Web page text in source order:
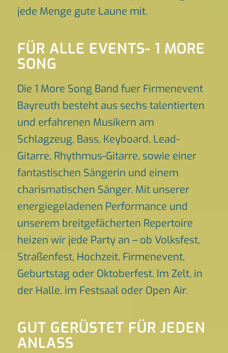
jede Menge gute Laune mit.
FÜR ALLE EVENTS- 1 MORE
SONG
Die 1 More Song Band fuer Firmenevent
Bayreuth besteht aus sechs talentierten
und erfahrenen Musikern am
Schlagzeug, Bass, Keyboard, Lead-
Gitarre, Rhythmus-Gitarre, sowie einer
fantastischen Sängerin und einem
charismatischen Sänger. Mit unserer
energiegeladenen Performance und
unserem breitgefächerten Repertoire
heizen wir jede Party an – ob Volksfest,
Straßenfest, Hochzeit, Firmenevent,
Geburtstag oder Oktoberfest. Im Zelt, in
der Halle, im Festsaal oder Open Air.
GUT GERÜSTET FÜR JEDEN
ANLASS